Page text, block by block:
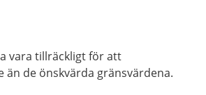
vara tillräckligt för att
de önskvärda gränsvärdena.